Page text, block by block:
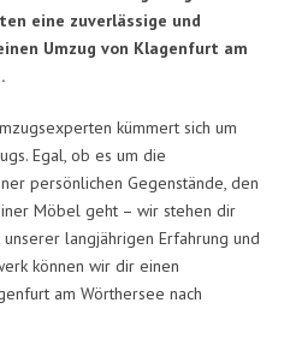
eine zuverlässige und
Umzug von Klagenfurt am
kümmert sich um
Egal, ob es um die
persönlichen Gegenstände, den
Möbel geht – wir stehen dir
langjährigen Erfahrung und
können wir dir einen
am Wörthersee nach